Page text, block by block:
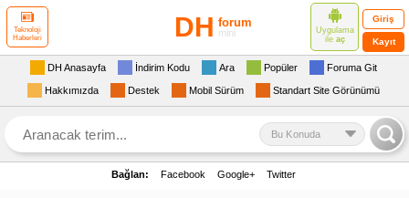
Teknoloji
Haberleri
DH forum
mini
Uygulama
ile aç
Giriş
Kayıt
DH Anasayfa İndirim Kodu Ara Popüler Foruma Git
Hakkımızda Destek Mobil Sürüm Standart Site Görünümü
Bu Konuda
Bağlan: Facebook Google+ Twitter